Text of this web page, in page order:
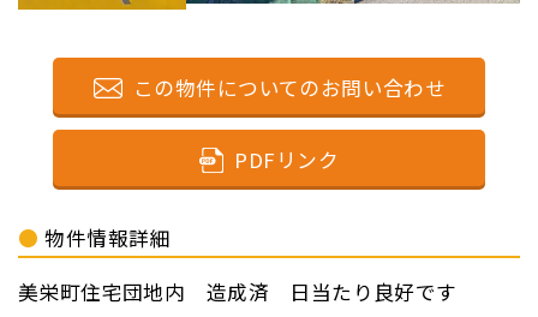
この物件についてのお問い合わせ
PDFリンク
物件情報詳細
美栄町住宅団地内 造成済 日当たり良好です